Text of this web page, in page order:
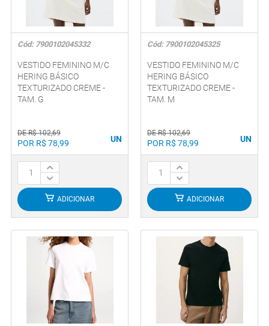
Cód: 7900102045332
VESTIDO FEMININO M/C
HERING BÁSICO
TEXTURIZADO CREME -
TAM. G
DE R$ 102,69
POR R$ 78,99 UN
ADICIONAR
Cód: 7900102045325
VESTIDO FEMININO M/C
HERING BÁSICO
TEXTURIZADO CREME -
TAM. M
DE R$ 102,69
POR R$ 78,99 UN
ADICIONAR